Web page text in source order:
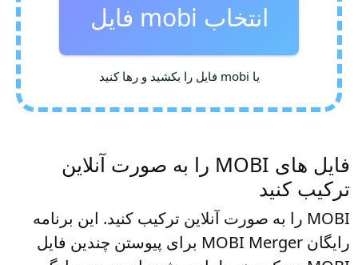
انتخاب mobi فایل
یا mobi فایل را بکشید و رها کنید
فایل های MOBI را به صورت آنلاین
ترکیب کنید
MOBI را به صورت آنلاین ترکیب کنید. این برنامه
رایگان MOBI Merger برای پیوستن چندین فایل